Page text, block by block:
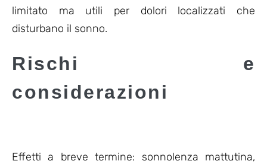
limitato ma utili per dolori localizzati che
disturbano il sonno.
Rischi e
considerazioni
Effetti a breve termine: sonnolenza mattutina,